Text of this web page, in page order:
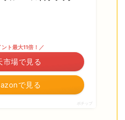
で見る
ント最大11倍！／
市場で見る
ポチップ